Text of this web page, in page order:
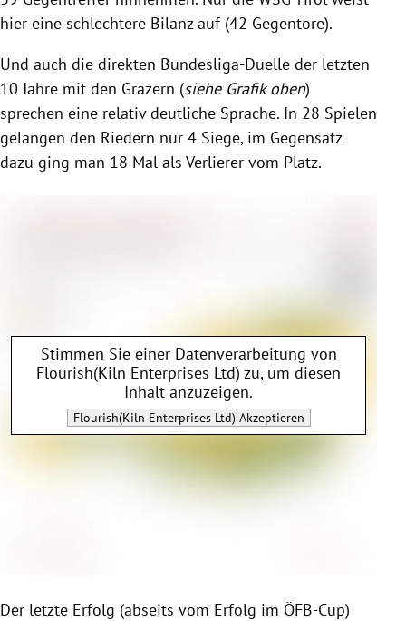
hier eine schlechtere Bilanz auf (42 Gegentore).
Und auch die direkten Bundesliga-Duelle der letzten
10 Jahre mit den Grazern (siehe Grafik oben)
sprechen eine relativ deutliche Sprache. In 28 Spielen
gelangen den Riedern nur 4 Siege, im Gegensatz
dazu ging man 18 Mal als Verlierer vom Platz.
Stimmen Sie einer Datenverarbeitung von
Flourish(Kiln Enterprises Ltd) zu, um diesen
Inhalt anzuzeigen.
Flourish(Kiln Enterprises Ltd) Akzeptieren
Der letzte Erfolg (abseits vom Erfolg im ÖFB-Cup)